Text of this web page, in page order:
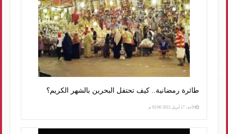
طائرة رمضانية.. كيف تحتفل البحرين بالشهر الكريم؟
الأحد، 17 أبريل 2022 02:00 م